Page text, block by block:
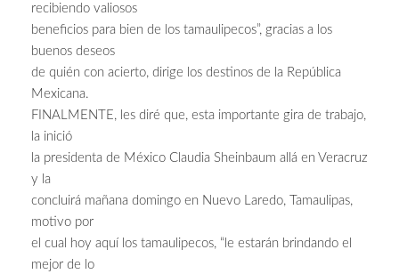
recibiendo valiosos
beneficios para bien de los tamaulipecos”, gracias a los
buenos deseos
de quién con acierto, dirige los destinos de la República
Mexicana.
FINALMENTE, les diré que, esta importante gira de trabajo,
la inició
la presidenta de México Claudia Sheinbaum allá en Veracruz
y la
concluirá mañana domingo en Nuevo Laredo, Tamaulipas,
motivo por
el cual hoy aquí los tamaulipecos, “le estarán brindando el
mejor de lo